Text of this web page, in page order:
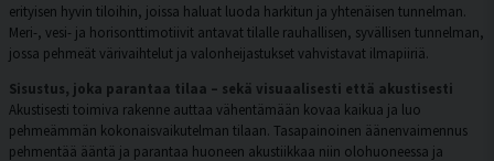
erityisen hyvin tiloihin, joissa haluat luoda harkitun ja yhtenäisen tunnelman.
Meri-, vesi- ja horisonttimotiivit antavat tilalle rauhallisen, syvällisen tunnelman,
jossa pehmeät värivaihtelut ja valonheijastukset vahvistavat ilmapiiriä.
Sisustus, joka parantaa tilaa – sekä visuaalisesti että akustisesti
Akustisesti toimiva rakenne auttaa vähentämään kovaa kaikua ja luo
pehmeämmän kokonaisvaikutelman tilaan. Tasapainoinen äänenvaimennus
pehmentää ääntä ja parantaa huoneen akustiikkaa niin olohuoneessa ja